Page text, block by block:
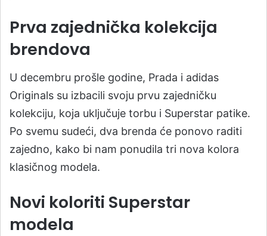
Prva zajednička kolekcija
brendova
U decembru prošle godine, Prada i adidas
Originals su izbacili svoju prvu zajedničku
kolekciju, koja uključuje torbu i Superstar patike.
Po svemu sudeći, dva brenda će ponovo raditi
zajedno, kako bi nam ponudila tri nova kolora
klasičnog modela.
Novi koloriti Superstar
modela